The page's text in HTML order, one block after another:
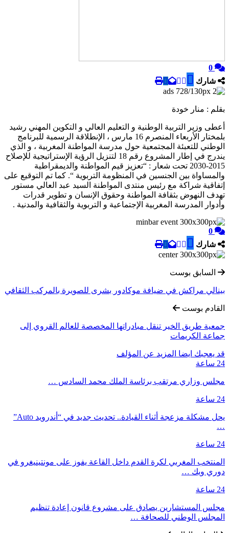
0
شارك
بقلم : منار خودة
أعطى وزير التربية الوطنية و التعليم العالي و التكوين المهني رشيد
بلمختار الأربعاء المنصرم 16 مارس ، الإنطلاقة الرسمية للبرنامج
الوطني للتعبئة المجتمعية حول مدرسة المواطنة المغربية ، و الذي
يندرج في إطار المشروع رقم 18 لتنزيل الرؤية الإستراتيجية للإصلاح
2015-2030 تحت شعار : “تعزيز قيم المواطنة والديمقراطية
والمساواة بين الجنسين في المنظومة التربوية “. كما تم التوقيع على
إتفاقية شراكة مع رئيس منتدى المواطنة السيد عبد العالي مستور
تهدف النهوض بثقافة المواطنة وحقوق الإنسان و تطوير قدرات
وأدوار المدرسة المغربية الإجتماعية و التربوية والثقافية والمدنية .
0
شارك
السابق بوست
بينالي مراكش في ضيافة موكادور بشرى للصويرة بالمركب الثقافي
القادم بوست
جمعية طريق الخير تنقل مبادراتها المخصصة للعالم القروي إلى
جماعة الكريمات
قد يعجبك ايضا المزيد عن المؤلف
24 ساعة
مجلس وزاري مرتقب برئاسة الملك محمد السادس …
24 ساعة
يحل مشكلة مزعجة أثناء القيادة.. تحديث جديد في “أندرويد Auto”
…
24 ساعة
المنتخب المغربي لكرة القدم داخل القاعة يفوز على مونتينيغرو في
دوري ويك …
24 ساعة
مجلس المستشارين يصادق على مشروع قانون إعادة تنظيم
المجلس الوطني للصحافة …